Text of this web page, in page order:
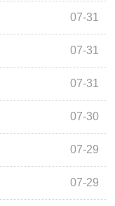
07-31
07-31
07-31
07-30
07-29
07-29